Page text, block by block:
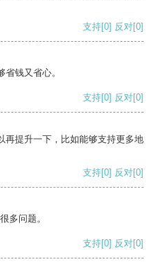
支持[0] 反对[0]
钱又省心。
支持[0] 反对[0]
再提升一下，比如能够支持更多地
支持[0] 反对[0]
多问题。
支持[0] 反对[0]